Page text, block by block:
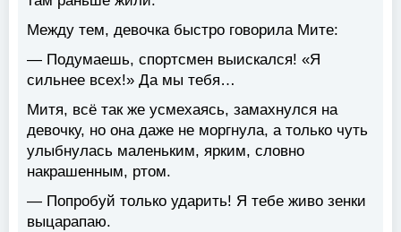
Между тем, девочка быстро говорила Мите:
— Подумаешь, спортсмен выискался! «Я
сильнее всех!» Да мы тебя…
Митя, всё так же усмехаясь, замахнулся на
девочку, но она даже не моргнула, а только чуть
улыбнулась маленьким, ярким, словно
накрашенным, ртом.
— Попробуй только ударить! Я тебе живо зенки
выцарапаю.